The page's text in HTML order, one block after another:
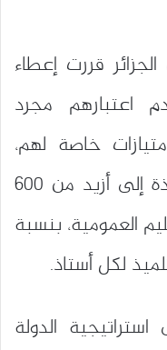
قررت إعطاء
اعتبارهم مجرد
خاصة لهم،
كاشفا عن ارتفاع تعداد الأساتذة إلى أزيد من 600
العمومية، بنسبة
الدولة